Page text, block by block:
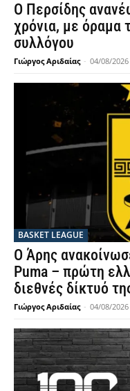
Ο Περσίδης
χρόνια, με όραμα
συλλόγου
Γιώργος Αριδαίας - 04/08/
BASKET LEAGUE
Ο Άρης
Puma – πρώτη
διεθνές δίκτυό
Γιώργος Αριδαίας - 04/08/